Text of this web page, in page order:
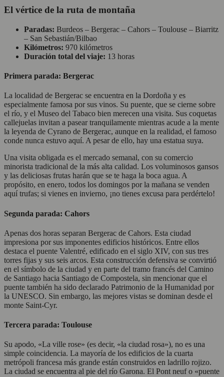
El vértice de la ruta de montaña
Paradas: Burdeos – Bergerac – Cahors – Toulouse – Biarritz
– San Sebastián/Bilbao
Kilómetros: 970 kilómetros
Duración total del viaje: 13 horas
Primera parada: Bergerac
La localidad de Bergerac se encuentra en la Dordoña y es
especialmente famosa por sus vinos. Su puente, que se cierne sobre
el río, y el Museo del Tabaco bien merecen una visita. Sus coquetas
callejuelas invitan a pasear tranquilamente mientras acude a la mente
la leyenda de Cyrano de Bergerac, aunque en la realidad, el famoso
conde nunca estuvo aquí. A pesar de ello, hay una estatua suya.
Una visita obligada es el mercado semanal, con su comercio
minorista tradicional de la más alta calidad. Los voluminosos gansos
y las deliciosas frutas harán que se te haga la boca agua. A
propósito, en enero, todos los domingos por la mañana se venden
aquí trufas; si vienes en invierno, ¡no tienes excusa para perdértelo!
Segunda parada: Cahors
Apenas dos horas separan Bergerac de Cahors. Esta ciudad
impresiona por sus imponentes edificios históricos. Entre ellos
destaca el puente Valentré, edificado en el siglo XIV, con sus tres
torres fijas y sus seis arcos. Esta construcción defensiva se convirtió
en el símbolo de la ciudad y en parte del tramo francés del Camino
de Santiago hacia Santiago de Compostela, sin mencionar que el
puente también ha sido declarado Patrimonio de la Humanidad por
la UNESCO. Sin embargo, las mejores vistas se dominan desde el
monte Saint-Cyr.
Tercera parada: Toulouse
Su apodo, «La ville rose» (es decir, «la ciudad rosa»), no es una
simple coincidencia. La mayoría de los edificios de la cuarta
metrópoli francesa más grande están construidos en ladrillo rojizo.
La ciudad se encuentra al pie del río Garona. El Pont neuf o «puente